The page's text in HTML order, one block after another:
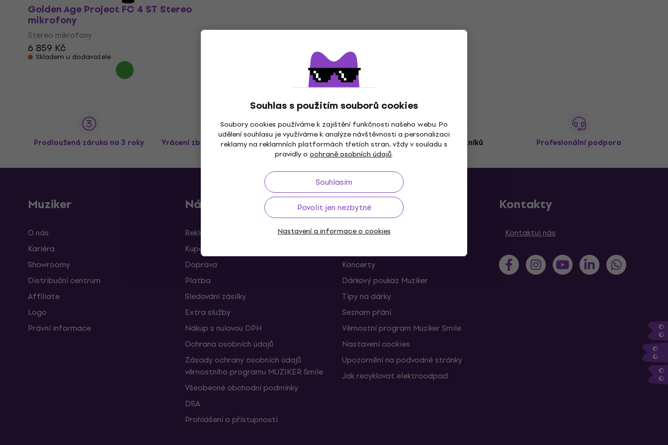
Souhlas s použitím souborů cookies
Soubory cookies používáme k zajištění funkčnosti našeho webu. Po
udělení souhlasu je využíváme k analýze návštěvnosti a personalizaci
reklamy na reklamních platformách třetích stran, vždy v souladu s
pravidly o ochraně osobních údajů.
Souhlasím
Povolit jen nezbytné
Nastavení a informace o cookies
Golden Age Project FC 4 ST Stereo
mikrofony
Stereo mikrofony
6 859 Kč
Skladem u dodavatele
Prodloužená záruka na 3 roky Vrácení zboží až do 30 dnů Doprava zdarma od 2 500 Kč 3M+ zákazníků Profesionální podpora
Muziker
O nás
Kariéra
Showroomy
Distribuční centrum
Affiliate
Logo
Právní informace
Nákup
Reklamace a odstoupení od smlouvy
Kupóny
Doprava
Platba
Sledování zásilky
Extra služby
Nákup s nulovou DPH
Ochrana osobních údajů
Zásady ochrany osobních údajů
věrnostního programu MUZIKER Smile
Všeobecné obchodní podmínky
DSA
Prohlášení o přístupnosti
Užitečné
FAQ - Často kladené otázky
Koncerty
Dárkový poukaz Muziker
Tipy na dárky
Seznam přání
Věrnostní program Muziker Smile
Nastavení cookies
Upozornění na podvodné stránky
Jak recyklovat elektroodpad
Kontakty
Kontaktuj nás